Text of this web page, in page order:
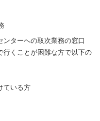
ターへの取次業務の窓口
くことが困難な方で以下の
ている方